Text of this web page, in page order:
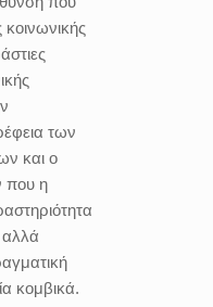
κοινωνικής
των
και ο
που η
αλλά
κομβικά.